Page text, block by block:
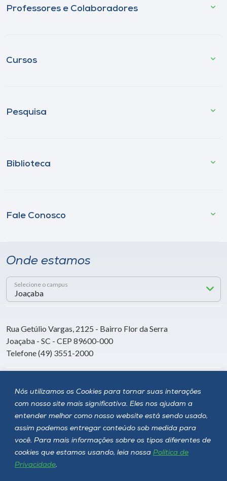
Nós utilizamos os Cookies para tornar suas interações
com nosso site mais significativa. Eles nos ajudam a
entender melhor como nosso website está sendo usado,
assim podemos entregar conteúdo sob medida para
você. Para mais informações sobre os tipos diferentes de
cookies que estamos usando, leia nossa Política de
Privacidade.
Professores e Colaboradores
Cursos
Pesquisa
Biblioteca
Fale Conosco
Onde estamos
Selecione o campus
Rua Getúlio Vargas, 2125 - Bairro Flor da Serra
Joaçaba - SC - CEP 89600-000
Telefone (49) 3551-2000
Siga a Unoesc